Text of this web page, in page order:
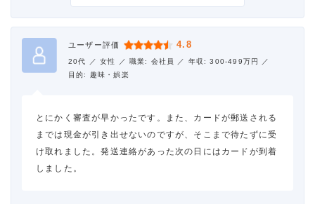
借入金額 10万円
審査時間 当日中
借入事実の把握 誰も知らない
ユーザー評価 4.8
20代 ／ 女性 ／ 職業: 会社員 ／
年収: 300-499万円 ／
目的: 趣味・娯楽
とにかく審査が早かったです。また、カードが郵送される
までは現金が引き出せないのですが、そこまで待たずに受
け取れました。発送連絡があった次の日にはカードが到着
しました。